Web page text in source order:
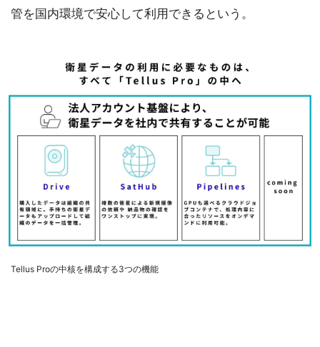
管を国内環境で安心して利用できるという。
Tellus Proの中核を構成する3つの機能